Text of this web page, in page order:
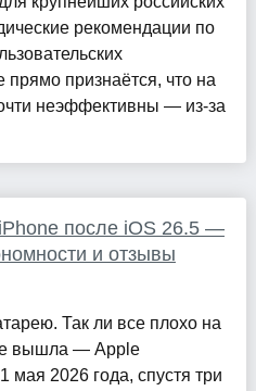
рекомендации по
прямо признаётся, что на
неэффективны — из-за
после iOS 26.5 —
и отзывы
Так ли все плохо на
вышла — Apple
мая 2026 года, спустя три